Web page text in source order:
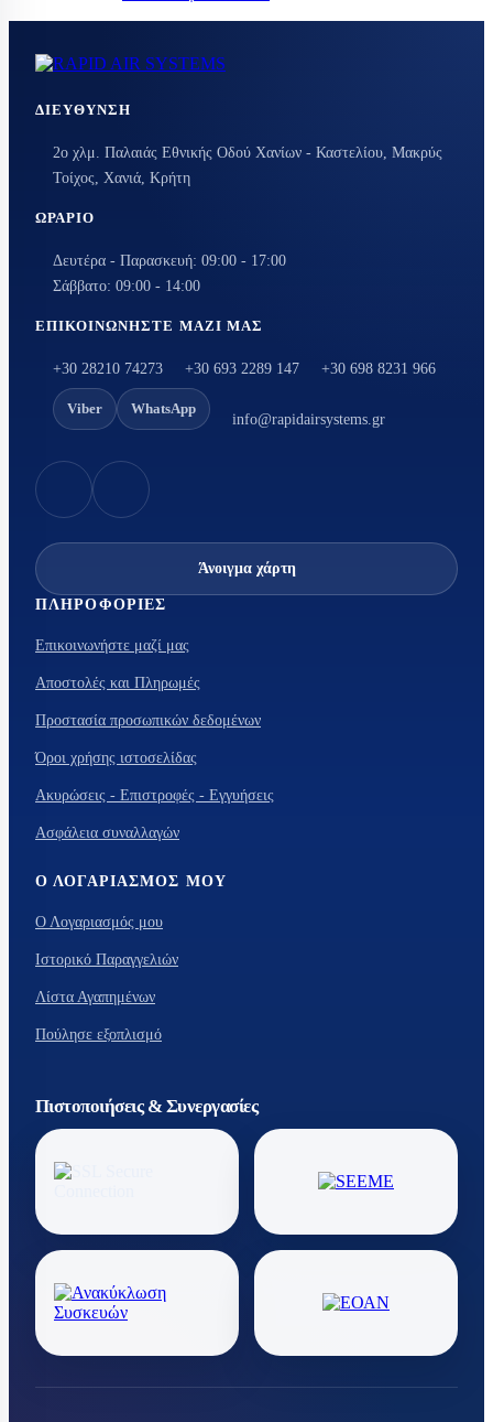
ΔΙΕΎΘΥΝΣΗ
2ο χλμ. Παλαιάς Εθνικής Οδού Χανίων - Καστελίου, Μακρύς
Τοίχος, Χανιά, Κρήτη
ΩΡΆΡΙΟ
Δευτέρα - Παρασκευή: 09:00 - 17:00
Σάββατο: 09:00 - 14:00
ΕΠΙΚΟΙΝΩΝΉΣΤΕ ΜΑΖΊ ΜΑΣ
+30 28210 74273 +30 693 2289 147 +30 698 8231 966
Viber WhatsApp
info@rapidairsystems.gr
Άνοιγμα χάρτη
ΠΛΗΡΟΦΟΡΊΕΣ
Επικοινωνήστε μαζί μας
Αποστολές και Πληρωμές
Προστασία προσωπικών δεδομένων
Όροι χρήσης ιστοσελίδας
Ακυρώσεις - Επιστροφές - Εγγυήσεις
Ασφάλεια συναλλαγών
Ο ΛΟΓΑΡΙΑΣΜΌΣ ΜΟΥ
Ο Λογαριασμός μου
Ιστορικό Παραγγελιών
Λίστα Αγαπημένων
Πούλησε εξοπλισμό
Πιστοποιήσεις & Συνεργασίες